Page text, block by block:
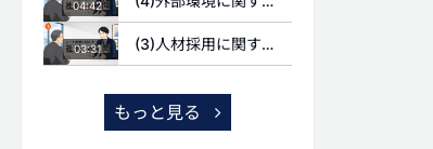
04:42
03:31 (3)人材採用に関する質問
もっと見る